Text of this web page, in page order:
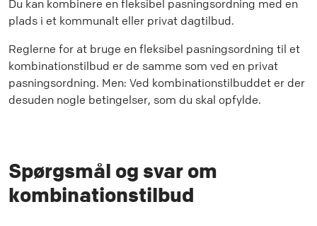
Du kan kombinere en fleksibel pasningsordning med en
plads i et kommunalt eller privat dagtilbud.
Reglerne for at bruge en fleksibel pasningsordning til et
kombinationstilbud er de samme som ved en privat
pasningsordning. Men: Ved kombinationstilbuddet er der
desuden nogle betingelser, som du skal opfylde.
Spørgsmål og svar om
kombinationstilbud